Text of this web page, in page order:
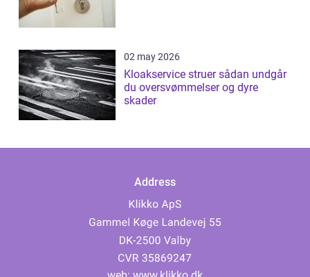
02 may 2026
Kloakservice struer sådan undgår
du oversvømmelser og dyre
skader
Address